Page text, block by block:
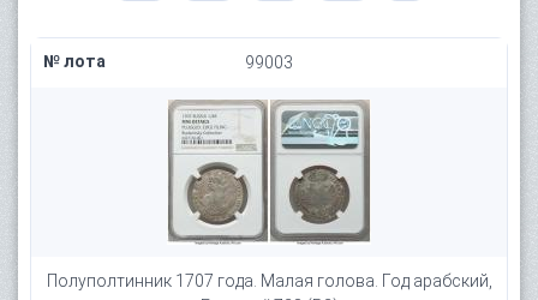
№ лота 99003
Полуполтинник 1707 года. Малая голова. Год арабский,